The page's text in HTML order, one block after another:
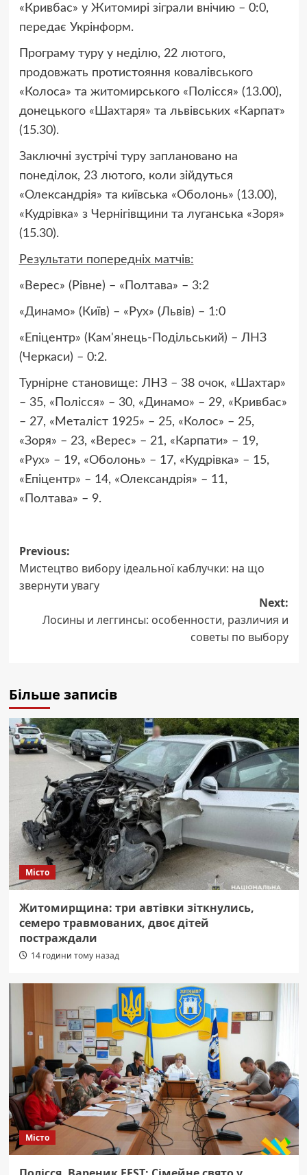
«Кривбас» у Житомирі зіграли внічию – 0:0,
передає Укрінформ.
Програму туру у неділю, 22 лютого,
продовжать протистояння ковалівського
«Колоса» та житомирського «Полісся» (13.00),
донецького «Шахтаря» та львівських «Карпат»
(15.30).
Заключні зустрічі туру заплановано на
понеділок, 23 лютого, коли зійдуться
«Олександрія» та київська «Оболонь» (13.00),
«Кудрівка» з Чернігівщини та луганська «Зоря»
(15.30).
Результати попередніх матчів:
«Верес» (Рівне) – «Полтава» – 3:2
«Динамо» (Київ) – «Рух» (Львів) – 1:0
«Епіцентр» (Кам'янець-Подільський) – ЛНЗ
(Черкаси) – 0:2.
Турнірне становище: ЛНЗ – 38 очок, «Шахтар»
– 35, «Полісся» – 30, «Динамо» – 29, «Кривбас»
– 27, «Металіст 1925» – 25, «Колос» – 25,
«Зоря» – 23, «Верес» – 21, «Карпати» – 19,
«Рух» – 19, «Оболонь» – 17, «Кудрівка» – 15,
«Епіцентр» – 14, «Олександрія» – 11,
«Полтава» – 9.
Post
navigation
Previous:
Мистецтво вибору ідеальної каблучки: на що
звернути увагу
Next:
Лосины и леггинсы: особенности, различия и
советы по выбору
Більше записів
Місто
Житомирщина: три автівки зіткнулись,
семеро травмованих, двоє дітей
постраждали
14 години тому назад
Місто